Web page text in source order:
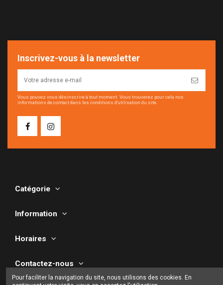
Inscrivez-vous à la newsletter
Vous pouvez vous désinscrire à tout moment. Vous trouverez pour cela nos
informations de contact dans les conditions d'utilisation du site.
Catégorie
Information
Horaires
Contactez-nous
Pour faciliter la navigation du site, nous utilisons des cookies. En